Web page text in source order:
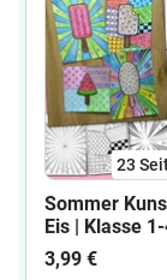
23
Sommer
Eis | Klasse
3,99 €